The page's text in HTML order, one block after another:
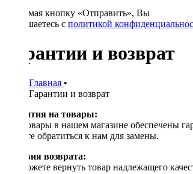
Нажимая кнопку «Отправить», Вы
соглашаетесь с политикой
Гарантии и возврат
Главная •
Гарантии и возврат
Гарантия на товары:
Все товары в нашем магазине обеспечены
можете обратиться к нам для замены.
Условия возврата:
Вы можете вернуть товар надлежащего